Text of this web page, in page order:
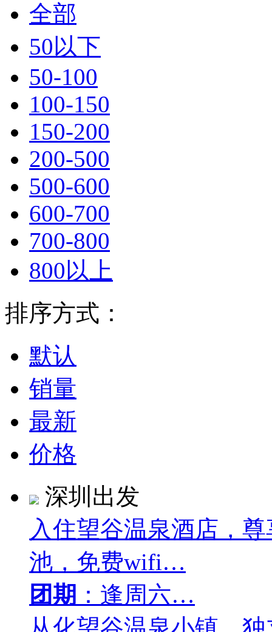
全部
50以下
50-100
100-150
150-200
200-500
500-600
600-700
700-800
800以上
排序方式：
默认
销量
最新
价格
深圳出发
入住望谷温泉酒店，
池，免费wifi…
团期 ：逢周六…